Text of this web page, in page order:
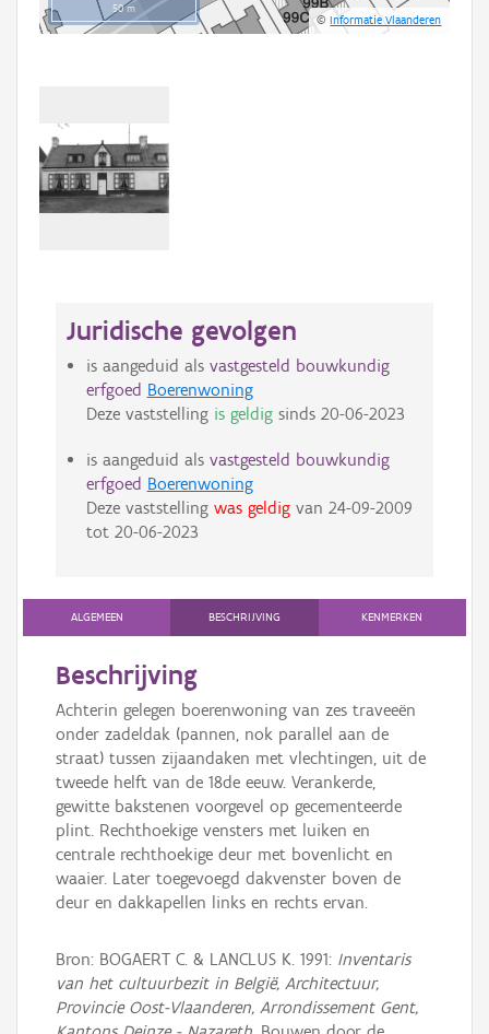
50 m
©Informatie Vlaanderen
Juridische gevolgen
is aangeduid als vastgesteld bouwkundig
erfgoed Boerenwoning
Deze vaststelling is geldigsinds 20-06-2023
is aangeduid als vastgesteld bouwkundig
erfgoed Boerenwoning
Deze vaststelling was geldigvan 24-09-2009
tot 20-06-2023
ALGEMEEN BESCHRIJVING KENMERKEN
Beschrijving
Achterin gelegen boerenwoning van zes traveeën
onder zadeldak (pannen, nok parallel aan de
straat) tussen zijaandaken met vlechtingen, uit de
tweede helft van de 18de eeuw. Verankerde,
gewitte bakstenen voorgevel op gecementeerde
plint. Rechthoekige vensters met luiken en
centrale rechthoekige deur met bovenlicht en
waaier. Later toegevoegd dakvenster boven de
deur en dakkapellen links en rechts ervan.
Bron: BOGAERT C. & LANCLUS K. 1991: Inventaris
van het cultuurbezit in België, Architectuur,
Provincie Oost-Vlaanderen, Arrondissement Gent,